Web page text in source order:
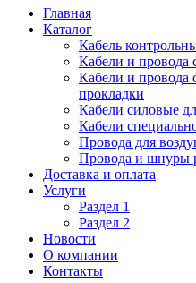
Главная
Каталог
Кабель
Кабели и провода
Кабели и провода
прокладки
Кабели силовые
Кабели
Провода для
Провода и шнуры
Доставка и оплата
Услуги
Раздел 1
Раздел 2
Новости
О компании
Контакты